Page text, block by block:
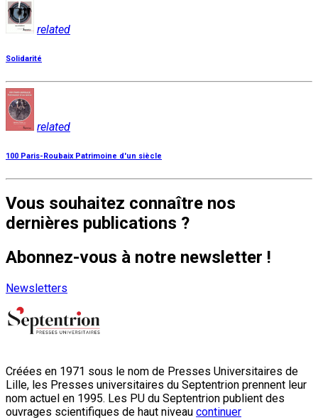
related
Solidarité
related
100 Paris-Roubaix Patrimoine d'un siècle
Vous souhaitez connaître nos
dernières publications ?
Abonnez-vous à notre newsletter !
Newsletters
Créées en 1971 sous le nom de Presses Universitaires de
Lille, les Presses universitaires du Septentrion prennent leur
nom actuel en 1995. Les PU du Septentrion publient des
ouvrages scientifiques de haut niveau continuer